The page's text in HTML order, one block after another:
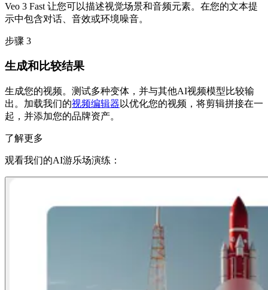
Veo 3 Fast 让您可以描述视觉场景和音频元素。在您的文本提
示中包含对话、音效或环境噪音。
步骤 3
生成和比较结果
生成您的视频。测试多种变体，并与其他AI视频模型比较输
出。加载我们的视频编辑器 以优化您的视频，将剪辑拼接在一
起，并添加您的品牌资产。
了解更多
观看我们的AI游乐场演练：